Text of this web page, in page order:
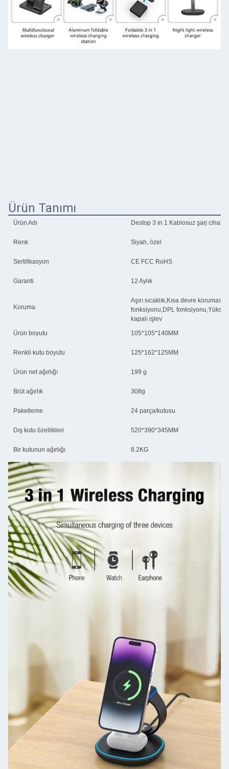
Ürün Tanımı
Ürün Adı Destop 3 in 1 Kablosuz şarj cihazı
Renk Siyah, özel
Sertifikasyon CE FCC RoHS
Garanti 12 Aylık
Koruma
Aşırı sıcaklık,Kısa devre
fonksiyonu,DPL
kapalı işlev
Ürün boyutu
105*105*140MM
Renkli kutu boyutu 125*162*125MM
Ürün net ağırlığı 199 g
Brüt ağırlık 308g
Paketleme 24 parça/kutusu
Dış kutu özellikleri 520*390*345MM
Bir kutunun ağırlığı 8.2KG